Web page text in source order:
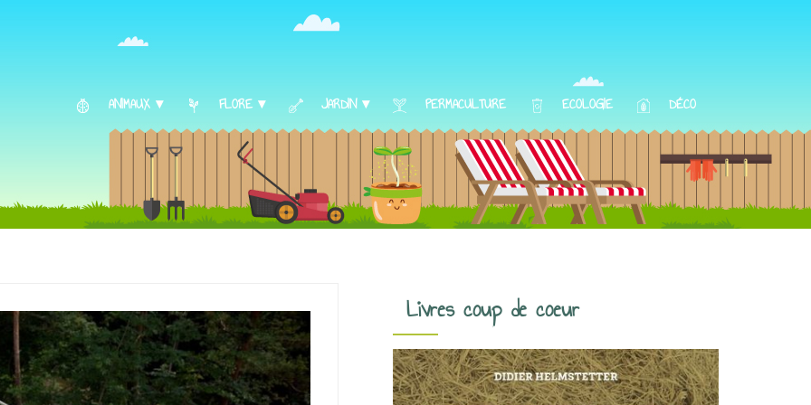
ANIMAUX ▾ FLORE ▾ JARDIN ▾ PERMACULTURE ECOLOGIE DÉCO
Livres coup de coeur